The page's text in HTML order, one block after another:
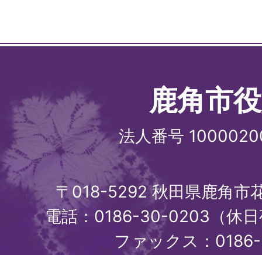
鹿角市
法人番号
〒018-5292 秋田県鹿角市
電話：0186-30-0203（休
ファックス：